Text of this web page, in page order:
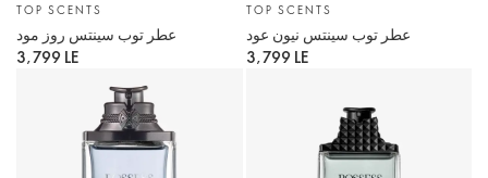
TOP SCENTS
عطر توب سينتس روز مود
3,799 LE
TOP SCENTS
عطر توب سينتس نيون عود
3,799 LE